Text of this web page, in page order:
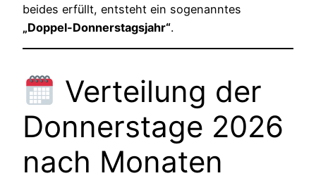
beides erfüllt, entsteht ein sogenanntes
„Doppel-Donnerstagsjahr“.
Verteilung der
Donnerstage 2026
nach Monaten